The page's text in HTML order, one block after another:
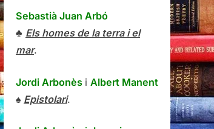
Sebastià Juan Arbó
♣ Els homes de la terra i el
mar.
Jordi Arbonès i Albert Manent
♠ Epistolari.